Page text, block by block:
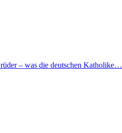
– was die deutschen Katholike…